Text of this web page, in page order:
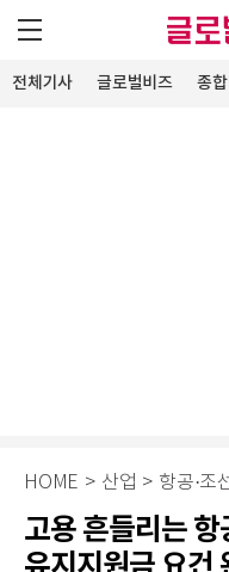
전체기사 글로벌비즈 종합
HOME > 산업 > 항공·조
고용 흔들리는